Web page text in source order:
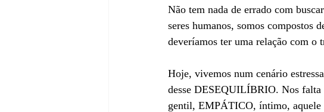
Não tem nada de errado com
seres humanos, somos
deveríamos ter uma relação com o
Hoje, vivemos num cenário
desse DESEQUILÍBRIO. Nos
gentil, EMPÁTICO, íntimo, aquele